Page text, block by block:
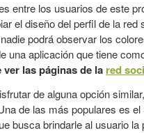
entre los usuarios de este
el diseño del perfil de la red
podrá observar los
una aplicación que tiene
ver las páginas de la red
de alguna opción
de las más populares es
busca brindarle al usuario la